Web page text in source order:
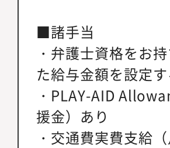
■諸手当
・弁護士資格をお
た給与金額を設定
・PLAY-AID
援金）あり
・交通費実費支給